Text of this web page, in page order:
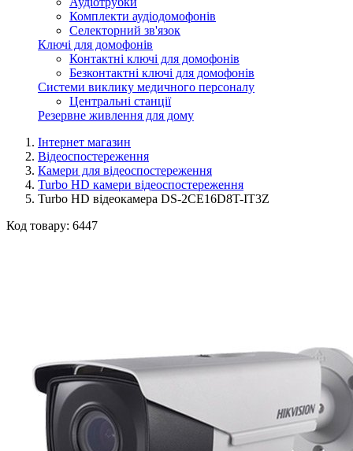
Комплекти аудіодомофонів
Селекторний зв'язок
Ключі для домофонів
Контактні ключі для домофонів
Безконтактні ключі для домофонів
Системи виклику медичного персоналу
Центральні станції
Резервне живлення для дому
Інтернет магазин
Відеоспостереження
Камери для відеоспостереження
Turbo HD камери відеоспостереження
Turbo HD відеокамера DS-2CE16D8T-IT3Z
Код товару: 6447